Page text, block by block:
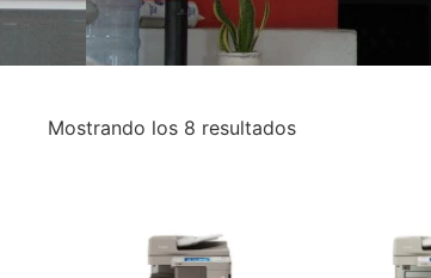
Mostrando los 8 resultados